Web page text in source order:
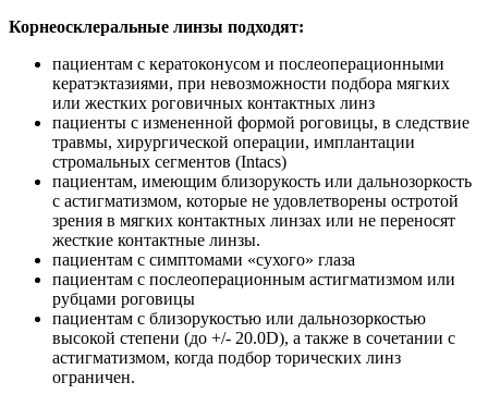
Корнеосклеральные линзы подходят:
пациентам с кератоконусом и послеоперационными
кератэктазиями, при невозможности подбора мягких
или жестких роговичных контактных линз
пациенты с измененной формой роговицы, в следствие
травмы, хирургической операции, имплантации
стромальных сегментов (Intacs)
пациентам, имеющим близорукость или дальнозоркость
с астигматизмом, которые не удовлетворены остротой
зрения в мягких контактных линзах или не переносят
жесткие контактные линзы.
пациентам с симптомами «сухого» глаза
пациентам с послеоперационным астигматизмом или
рубцами роговицы
пациентам с близорукостью или дальнозоркостью
высокой степени (до +/- 20.0D), а также в сочетании с
астигматизмом, когда подбор торических линз
ограничен.